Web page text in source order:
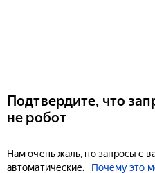
Подтвердите, что
не робот
Нам очень жаль, но запросы с
автоматические.
Почему это